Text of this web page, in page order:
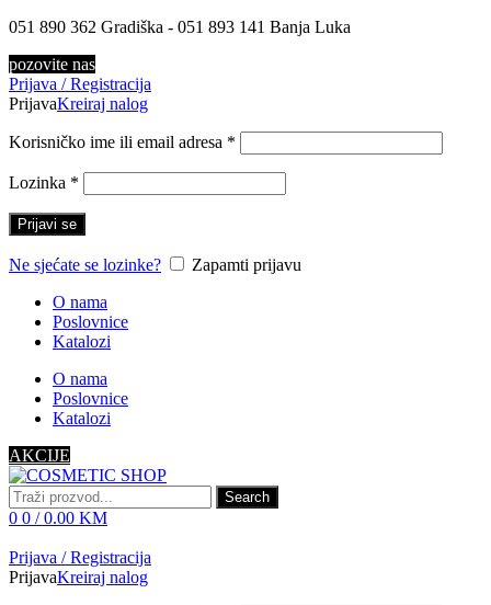
051 890 362 Gradiška - 051 893 141 Banja Luka
pozovite nas
Prijava / Registracija
PrijavaKreiraj nalog
Korisničko ime ili email adresa *
Lozinka *
Prijavi se
Ne sjećate se lozinke?
Zapamti prijavu
O nama
Poslovnice
Katalozi
O nama
Poslovnice
Katalozi
AKCIJE
Search
0 0 / 0.00 KM
Prijava / Registracija
PrijavaKreiraj nalog